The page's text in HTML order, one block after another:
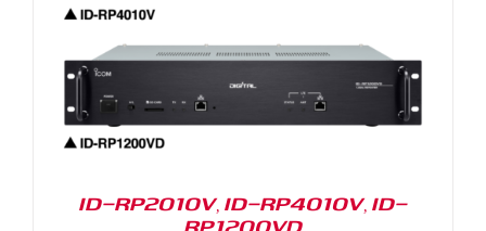
ID-RP2010V, ID-RP4010V, ID-
RP1200VD